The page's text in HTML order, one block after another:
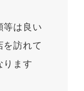
等は良い
訪れて
ります